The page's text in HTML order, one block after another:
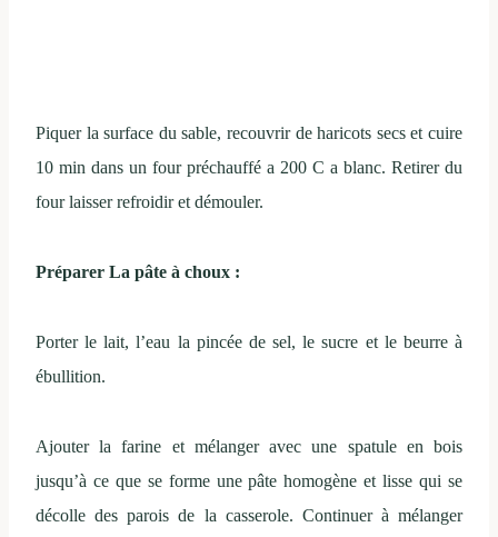
Piquer la surface du sable, recouvrir de haricots secs et cuire
10 min dans un four préchauffé a 200 C a blanc. Retirer du
four laisser refroidir et démouler.
Préparer La pâte à choux :
Porter le lait, l’eau la pincée de sel, le sucre et le beurre à
ébullition.
Ajouter la farine et mélanger avec une spatule en bois
jusqu’à ce que se forme une pâte homogène et lisse qui se
décolle des parois de la casserole. Continuer à mélanger